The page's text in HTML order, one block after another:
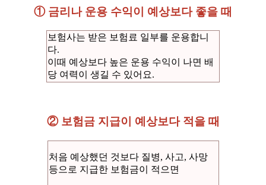
① 금리나 운용 수익이 예상보다 좋을 때
보험사는 받은 보험료 일부를 운용합니
다.
이때 예상보다 높은 운용 수익이 나면 배
당 여력이 생길 수 있어요.
② 보험금 지급이 예상보다 적을 때
처음 예상했던 것보다 질병, 사고, 사망
등으로 지급한 보험금이 적으면